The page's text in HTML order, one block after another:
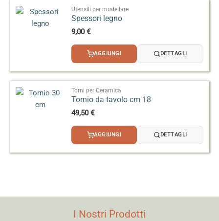
Utensili per modellare
Spessori legno
9,00€
AGGIUNGI DETTAGLI
Torni per Ceramica
Tornio da tavolo cm 18
49,50€
AGGIUNGI DETTAGLI
I Nostri Prodotti